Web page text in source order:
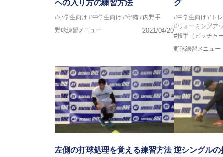
への入り方の練習方法
#小学生向け #中学生向け #守備 #内野手
野球練習メニュー
2021/04/20
グ
#中学生向け #ト
#ウォーミングア
#投手（ピッチャー
野球練習メニュー
左側の打球処理を覚える練習方法 逆シングルの